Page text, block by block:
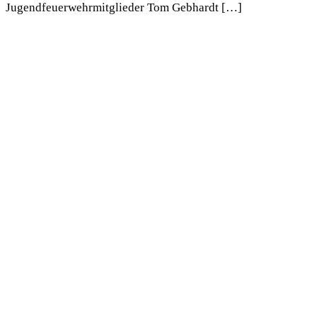
Jugendfeuerwehrmitglieder Tom Gebhardt […]